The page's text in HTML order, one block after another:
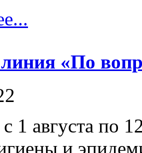
«По
1 августа по
и